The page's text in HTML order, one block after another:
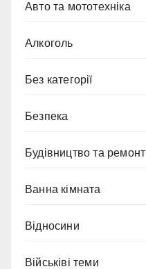
Авто та мототехніка
Алкоголь
Без категорії
Безпека
Будівництво та ремонт
Ванна кімната
Відносини
Військіві теми